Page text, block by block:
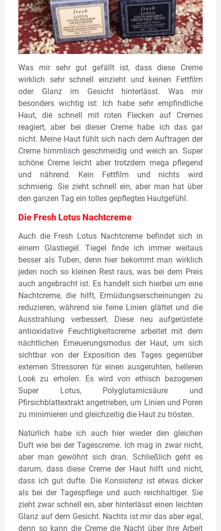
Was mir sehr gut gefällt ist, dass diese Creme
wirklich sehr schnell einzieht und keinen Fettfilm
oder Glanz im Gesicht hinterlässt. Was mir
besonders wichtig ist: Ich habe sehr empfindliche
Haut, die schnell mit roten Flecken auf Cremes
reagiert, aber bei dieser Creme habe ich das gar
nicht. Meine Haut fühlt sich nach dem Auftragen der
Creme himmlisch geschmeidig und weich an. Super
schöne Creme leicht aber trotzdem mega pflegend
und nährend. Kein Fettfilm und nichts wird
schmierig. Sie zieht schnell ein, aber man hat über
den ganzen Tag ein tolles gepflegtes Hautgefühl.
Die Fresh Lotus Nachtcreme
Auch die Fresh Lotus Nachtcreme befindet sich in
einem Glastiegel. Tiegel finde ich immer weitaus
besser als Tuben, denn hier bekommt man wirklich
jeden noch so kleinen Rest raus, was bei dem Preis
auch angebracht ist. Es handelt sich hierbei um eine
Nachtcreme, die hilft, Ermüdungserscheinungen zu
reduzieren, während sie feine Linien glättet und die
Ausstrahlung verbessert. Diese neu aufgerüstete
antioxidative Feuchtigkeitscreme arbeitet mit dem
nächtlichen Erneuerungsmodus der Haut, um sich
sichtbar von der Exposition des Tages gegenüber
externen Stressoren für einen ausgeruhten, helleren
Look zu erholen. Es wird von ethisch bezogenen
Super Lotus, Polyglutamicsäure und
Pfirsichblattextrakt angetrieben, um Linien und Poren
zu minimieren und gleichzeitig die Haut zu trösten.
Natürlich habe ich auch hier wieder den gleichen
Duft wie bei der Tagescreme. Ich mag in zwar nicht,
aber man gewöhnt sich dran. Schließlich geht es
darum, dass diese Creme der Haut hilft und nicht,
dass ich gut dufte. Die Konsistenz ist etwas dicker
als bei der Tagespflege und auch reichhaltiger. Sie
zieht zwar schnell ein, aber hinterlässt einen leichten
Glanz auf dem Gesicht. Nachts ist mir das aber egal,
denn so kann die Creme die Nacht über ihre Arbeit